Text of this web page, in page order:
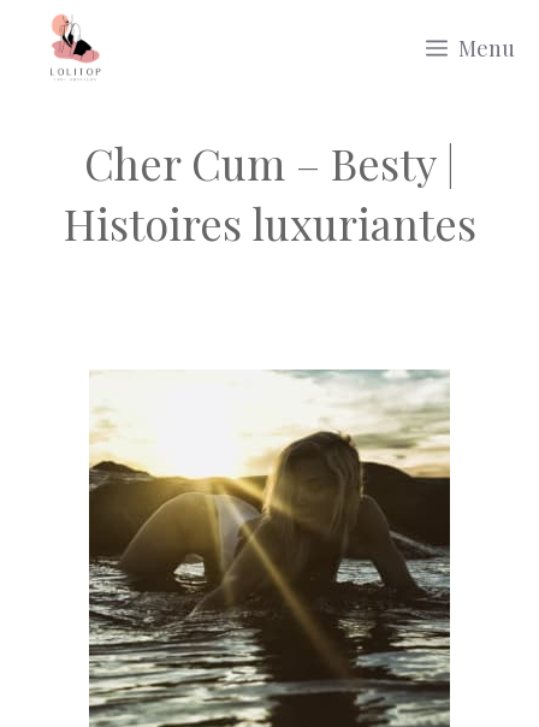
Menu
Cher Cum – Besty |
Histoires luxuriantes